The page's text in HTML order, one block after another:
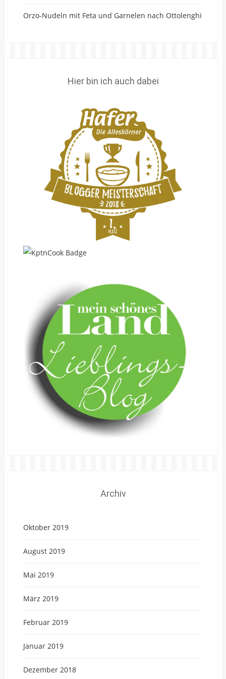
Orzo-Nudeln mit Feta und Garnelen nach Ottolenghi
Hier bin ich auch dabei
Archiv
Oktober 2019
August 2019
Mai 2019
März 2019
Februar 2019
Januar 2019
Dezember 2018